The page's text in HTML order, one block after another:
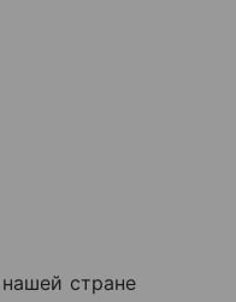
стране